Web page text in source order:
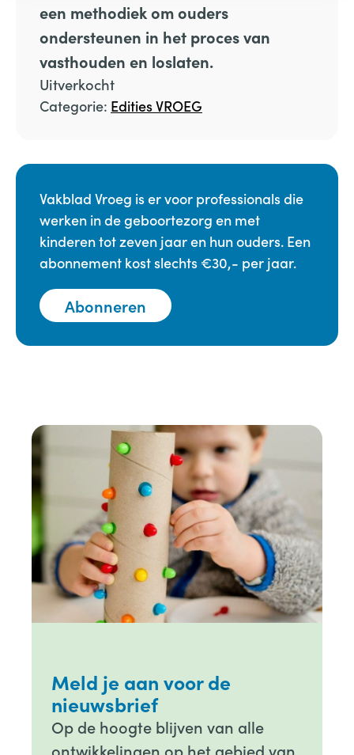
een methodiek om ouders
ondersteunen in het proces van
vasthouden en loslaten.
Uitverkocht
Categorie: Edities VROEG
Vakblad Vroeg is er voor professionals die
werken in de geboortezorg en met
kinderen tot zeven jaar en hun ouders. Een
abonnement kost slechts €30,- per jaar.
Abonneren
Meld je aan voor de
nieuwsbrief
Op de hoogte blijven van alle
ontwikkelingen op het gebied van